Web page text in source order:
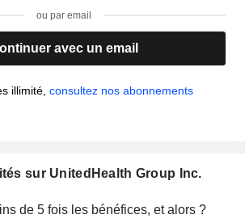
ou par email
avec un email
illimité, consultez nos abonnements
sur UnitedHealth Group Inc.
de 5 fois les bénéfices, et alors ?